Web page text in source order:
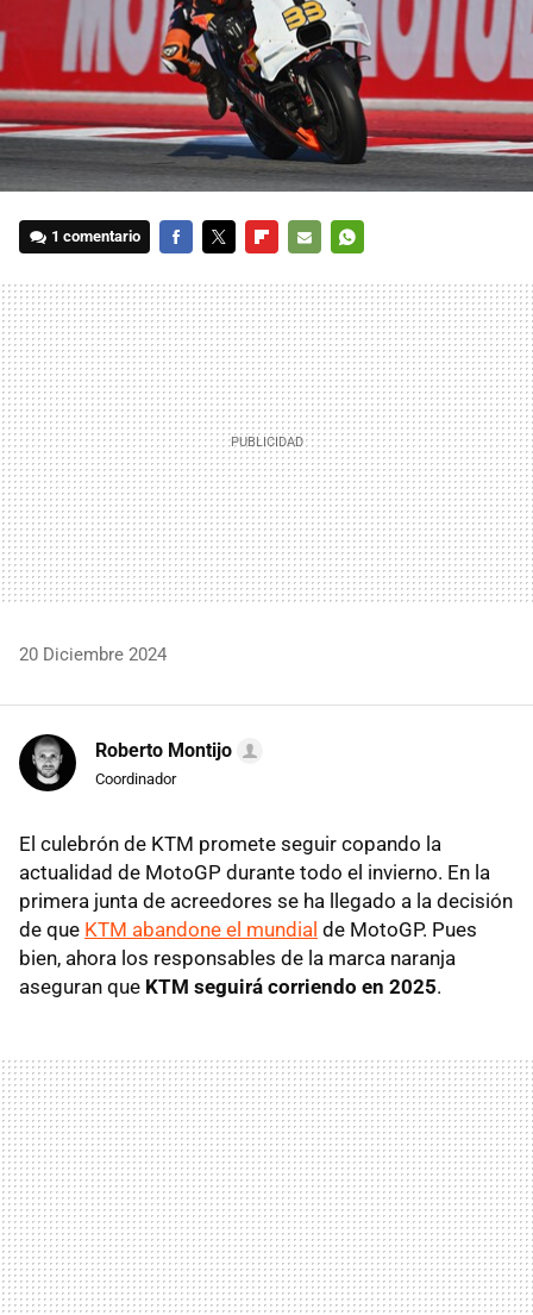
1 comentario
MAIL
20 Diciembre 2024
Roberto Montijo
Coordinador
El culebrón de KTM promete seguir copando la
actualidad de MotoGP durante todo el invierno. En la
primera junta de acreedores se ha llegado a la decisión
de que KTM abandone el mundial de MotoGP. Pues
bien, ahora los responsables de la marca naranja
aseguran que KTM seguirá corriendo en 2025.